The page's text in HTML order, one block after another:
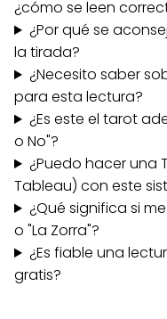
¿cómo se leen
¿Por qué se
la tirada?
¿Necesito saber
para esta lectura?
¿Es este el tarot
o No"?
¿Puedo hacer una
Tableau) con este
¿Qué significa si
o "La Zorra"?
¿Es fiable una
gratis?